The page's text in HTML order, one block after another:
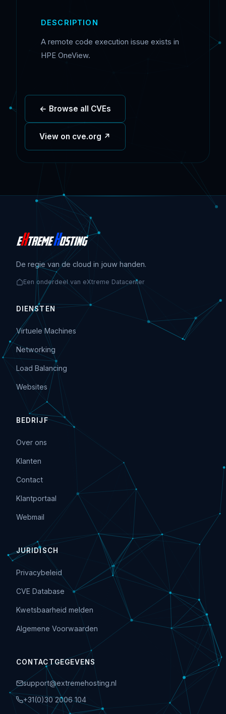
DESCRIPTION
A remote code execution issue exists in
HPE OneView.
← Browse all CVEs
View on cve.org ↗
De regie van de cloud in jouw handen.
Een onderdeel van eXtreme Datacenter
DIENSTEN
Virtuele Machines
Networking
Load Balancing
Websites
BEDRIJF
Over ons
Klanten
Contact
Klantportaal
Webmail
JURIDISCH
Privacybeleid
CVE Database
Kwetsbaarheid melden
Algemene Voorwaarden
CONTACTGEGEVENS
support@extremehosting.nl
+31(0)30 2006 104